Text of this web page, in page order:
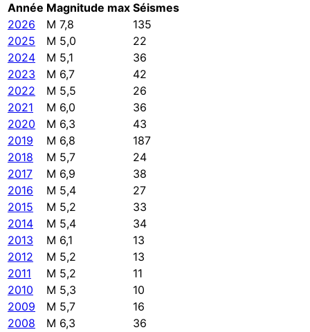
Année Magnitude max Séismes
2026
M 7,8
135
2025
M 5,0
22
2024
M 5,1
36
2023
M 6,7
42
2022
M 5,5
26
2021
M 6,0
36
2020
M 6,3
43
2019
M 6,8
187
2018
M 5,7
24
2017
M 6,9
38
2016
M 5,4
27
2015
M 5,2
33
2014
M 5,4
34
2013
M 6,1
13
2012
M 5,2
13
2011
M 5,2
11
2010
M 5,3
10
2009
M 5,7
16
2008
M 6,3
36